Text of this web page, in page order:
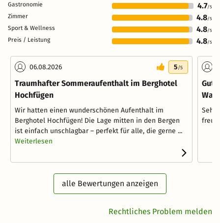
Gastronomie 4.7/5
Zimmer 4.8/5
Sport & Wellness 4.8/5
Preis / Leistung 4.8/5
06.08.2026 5/5
Traumhafter Sommeraufenthalt im Berghotel
Hochfügen
Wir hatten einen wunderschönen Aufenthalt im
Berghotel Hochfügen! Die Lage mitten in den Bergen
ist einfach unschlagbar – perfekt für alle, die gerne ...
Weiterlesen
Sehr
alle Bewertungen anzeigen
Rechtliches Problem melden